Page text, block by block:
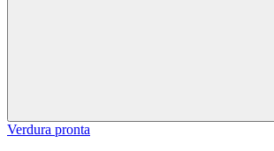
Verdura pronta